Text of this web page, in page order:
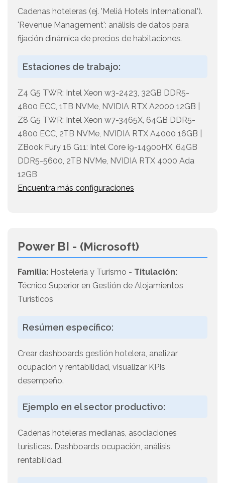
Cadenas hoteleras (ej. 'Meliá Hotels International').
'Revenue Management': análisis de datos para
fijación dinámica de precios de habitaciones.
Estaciones de trabajo:
Z4 G5 TWR: Intel Xeon w3-2423, 32GB DDR5-
4800 ECC, 1TB NVMe, NVIDIA RTX A2000 12GB |
Z8 G5 TWR: Intel Xeon w7-3465X, 64GB DDR5-
4800 ECC, 2TB NVMe, NVIDIA RTX A4000 16GB |
ZBook Fury 16 G11: Intel Core i9-14900HX, 64GB
DDR5-5600, 2TB NVMe, NVIDIA RTX 4000 Ada
12GB
Encuentra más configuraciones
Power BI - (Microsoft)
Familia: Hostelería y Turismo - Titulación:
Técnico Superior en Gestión de Alojamientos
Turísticos
Resúmen específico:
Crear dashboards gestión hotelera, analizar
ocupación y rentabilidad, visualizar KPIs
desempeño.
Ejemplo en el sector productivo:
Cadenas hoteleras medianas, asociaciones
turísticas. Dashboards ocupación, análisis
rentabilidad.